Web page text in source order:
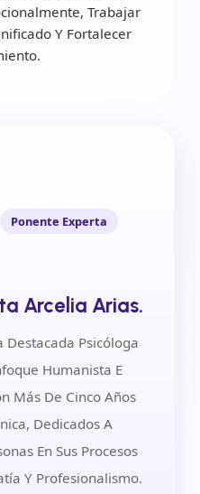
Trabajar
Y Fortalecer
Ponente Experta
Arcelia Arias.
Destacada Psicóloga
Humanista E
Más De Cinco Años
Dedicados A
En Sus Procesos
Y Profesionalismo.